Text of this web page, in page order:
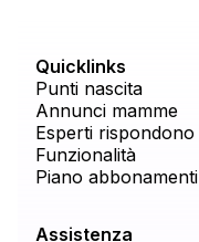
Quicklinks
Punti nascita
Annunci mamme
Esperti rispondono
Funzionalità
Piano abbonamenti
Assistenza